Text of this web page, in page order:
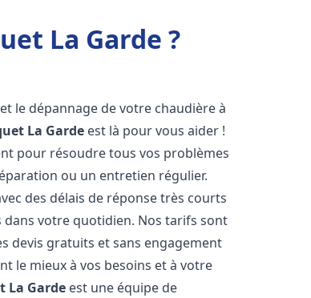
La Garde ?
le dépannage de votre chaudière à
La Garde est là pour vous aider !
pour résoudre tous vos problèmes
ou un entretien régulier.
des délais de réponse très courts
votre quotidien. Nos tarifs sont
devis gratuits et sans engagement
le mieux à vos besoins et à votre
La Garde est une équipe de